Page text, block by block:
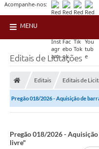
Acompanhe-nos:
MENU
Editais de Licitações
Editais Editais de
Pregão 018/2026 - Aquisição de
Pregão 018/2026 -
livre"